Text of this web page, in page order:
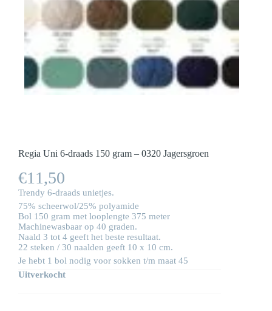
Regia Uni 6-draads 150 gram – 0320 Jagersgroen
€11,50
Trendy 6-draads unietjes.
75% scheerwol/25% polyamide
Bol 150 gram met looplengte 375 meter
Machinewasbaar op 40 graden.
Naald 3 tot 4 geeft het beste resultaat.
22 steken / 30 naalden geeft 10 x 10 cm.
Je hebt 1 bol nodig voor sokken t/m maat 45
Uitverkocht